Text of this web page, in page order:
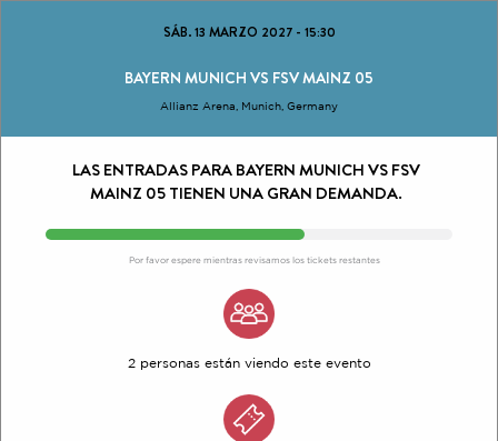
SÁB. 13 MARZO 2027- 15:30
BAYERN MUNICH VS FSV MAINZ 05
Allianz Arena, Munich, Germany
LAS ENTRADAS PARA BAYERN MUNICH VS FSV
MAINZ 05 TIENEN UNA GRAN DEMANDA.
Por favor espere mientras revisamos los tickets restantes
2 personas están viendo este evento